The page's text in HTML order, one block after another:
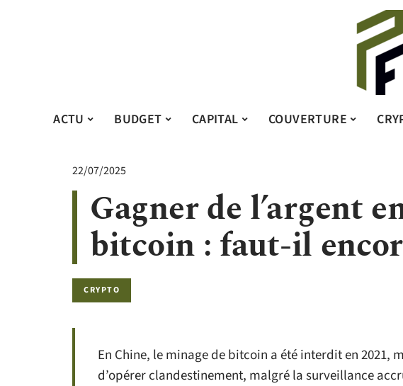
ACTU BUDGET CAPITAL COUVERTURE
22/07/2025
Gagner de l’argent
bitcoin : faut-il
CRYPTO
En Chine, le minage de bitcoin a été interdit en 2021,
d’opérer clandestinement, malgré la surveillance